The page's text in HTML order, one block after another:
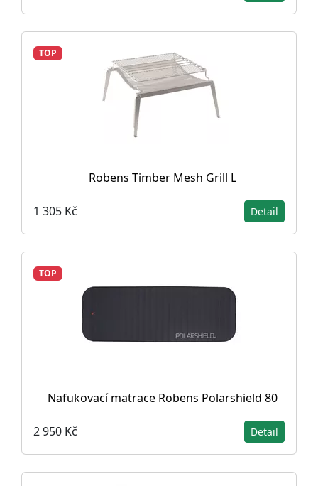
TOP
Robens Timber Mesh Grill L
1 305 Kč Detail
TOP
Nafukovací matrace Robens Polarshield 80
2 950 Kč Detail